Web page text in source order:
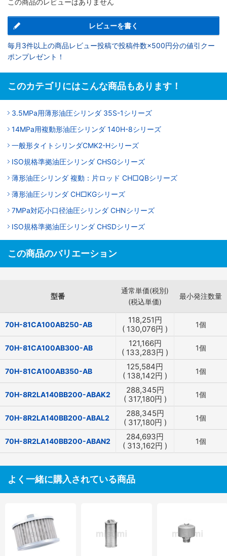
レビューを書く
毎月3件以上の商品レビュー投稿で投稿件数×500円分の値引クー
ポンプレゼント！
このカテゴリにはこんな商品もあります！
3.5MPa用薄形油圧シリンダ 35S-1シリーズ
14MPa用複動形油圧シリンダ 140H-8シリーズ
一般形タイトシリンダCMK2-Hシリーズ
ISO規格準拠油圧シリンダ CHSGシリーズ
薄形油圧シリンダ 複動：片ロッド CH□QBシリーズ
薄形油圧シリンダ CH□KGシリーズ
7MPa対応小口径油圧シリンダ CHNシリーズ
ISO規格準拠油圧シリンダ CHSDシリーズ
この商品のバリエーション
型番
通常単価(税別)
(税込単価)
最小発注数量
70H-81CA100AB250-AB 118,251円
( 130,076円 ) 1個
70H-81CA100AB300-AB 121,166円
( 133,283円 ) 1個
70H-81CA100AB350-AB 125,584円
( 138,142円 ) 1個
70H-8R2LA140BB200-ABAK2 288,345円
( 317,180円 ) 1個
70H-8R2LA140BB200-ABAL2 288,345円
( 317,180円 ) 1個
70H-8R2LA140BB200-ABAN2 284,693円
( 313,162円 ) 1個
よく一緒に購入されている商品